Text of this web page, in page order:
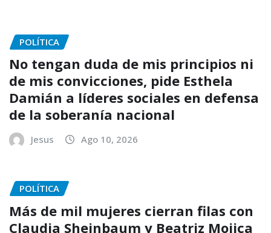
POLÍTICA
No tengan duda de mis principios ni
de mis convicciones, pide Esthela
Damián a líderes sociales en defensa
de la soberanía nacional
Jesus Ago 10, 2026
POLÍTICA
Más de mil mujeres cierran filas con
Claudia Sheinbaum y Beatriz Mojica